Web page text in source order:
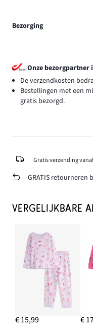
Bezorging
Onze bezorgpartner
De verzendkosten
Bestellingen met een
gratis bezorgd.
Gratis verzending
GRATIS retourneren
VERGELIJKBARE
€ 15,99 €